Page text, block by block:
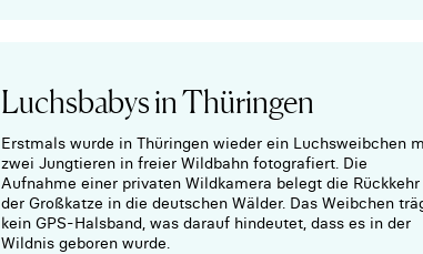
Luchsbabys in Thüringen
Erstmals wurde in Thüringen wieder ein Luchsweibchen
zwei Jungtieren in freier Wildbahn fotografiert. Die
Aufnahme einer privaten Wildkamera belegt die Rückkehr
der Großkatze in die deutschen Wälder. Das Weibchen
kein GPS-Halsband, was darauf hindeutet, dass es in der
Wildnis geboren wurde.